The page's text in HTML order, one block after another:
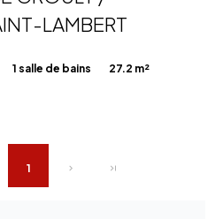
LAMBERT
1 salle de bains 27.2 m²
1